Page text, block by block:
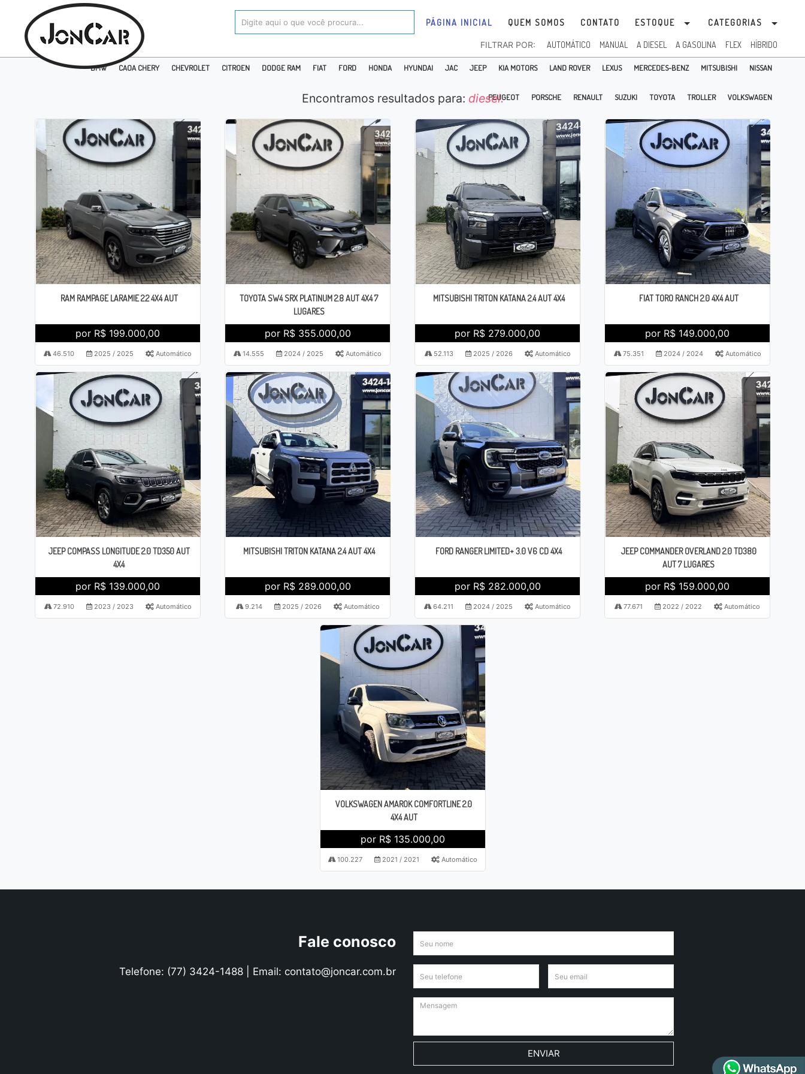
PÁGINA INICIAL QUEM SOMOS CONTATO ESTOQUE CATEGORIAS
FILTRAR POR: AUTOMÁTICO MANUAL A DIESEL A GASOLINA FLEX HÍBRIDO
BMW CAOA CHERY CHEVROLET CITROEN DODGE RAM FIAT FORD HONDA HYUNDAI JAC JEEP KIA MOTORS LAND ROVER LEXUS MERCEDES-BENZ MITSUBISHI NISSAN
PEUGEOT PORSCHE RENAULT SUZUKI TOYOTA TROLLER VOLKSWAGEN
Encontramos resultados para: diesel.
RAM RAMPAGE LARAMIE 2.2 4X4 AUT
por R$ 199.000,00
46.510 2025 / 2025 Automático
TOYOTA SW4 SRX PLATINUM 2.8 AUT 4X4 7
LUGARES
por R$ 355.000,00
14.555 2024 / 2025 Automático
MITSUBISHI TRITON KATANA 2.4 AUT 4X4
por R$ 279.000,00
52.113 2025 / 2026 Automático
FIAT TORO RANCH 2.0 4X4 AUT
por R$ 149.000,00
75.351 2024 / 2024 Automático
JEEP COMPASS LONGITUDE 2.0 TD350 AUT
4X4
por R$ 139.000,00
72.910 2023 / 2023 Automático
MITSUBISHI TRITON KATANA 2.4 AUT 4X4
por R$ 289.000,00
9.214 2025 / 2026 Automático
FORD RANGER LIMITED+ 3.0 V6 CD 4X4
por R$ 282.000,00
64.211 2024 / 2025 Automático
JEEP COMMANDER OVERLAND 2.0 TD380
AUT 7 LUGARES
por R$ 159.000,00
77.671 2022 / 2022 Automático
VOLKSWAGEN AMAROK COMFORTLINE 2.0
4X4 AUT
por R$ 135.000,00
100.227 2021 / 2021 Automático
Fale conosco
Telefone: (77) 3424-1488 | Email: contato@joncar.com.br
ENVIAR